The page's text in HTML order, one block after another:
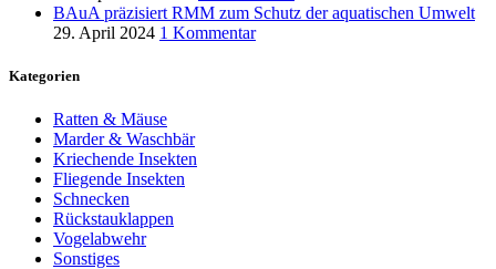
BAuA präzisiert RMM zum Schutz der aquatischen Umwelt
29. April 2024 1 Kommentar
Kategorien
Ratten & Mäuse
Marder & Waschbär
Kriechende Insekten
Fliegende Insekten
Schnecken
Rückstauklappen
Vogelabwehr
Sonstiges